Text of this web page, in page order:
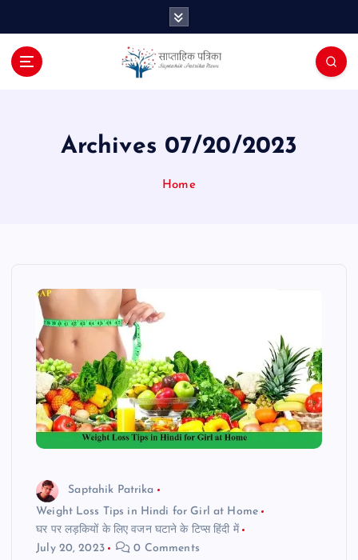
Archives 07/20/2023
Home
Saptahik Patrika
Weight Loss Tips in Hindi for Girl at Home
घर पर लड़कियों के लिए वजन घटाने के टिप्स हिंदी में
July 20, 2023
0 Comments